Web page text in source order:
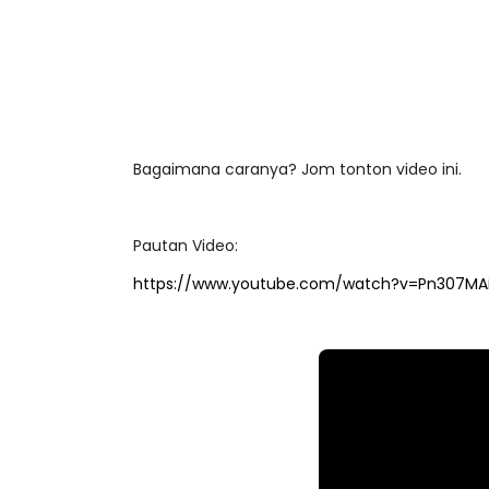
Bagaimana caranya? Jom tonton video ini.
Pautan Video:
https://www.youtube.com/